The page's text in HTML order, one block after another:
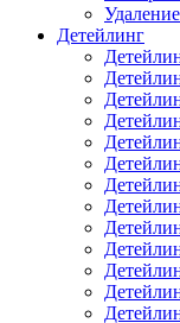
Детейлинг